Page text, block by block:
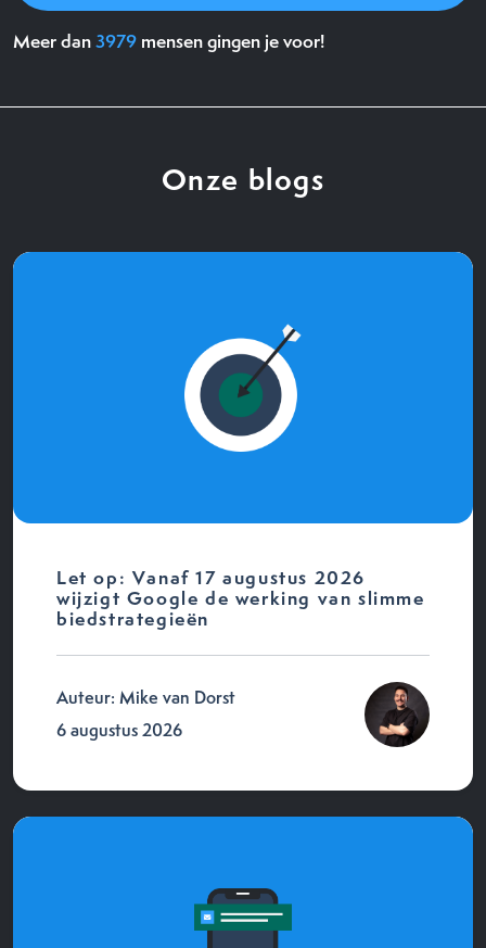
Meer dan3979 mensen gingen je voor!
Onze blogs
Let op: Vanaf 17 augustus 2026
wijzigt Google de werking van slimme
biedstrategieën
Auteur: Mike van Dorst
6 augustus 2026